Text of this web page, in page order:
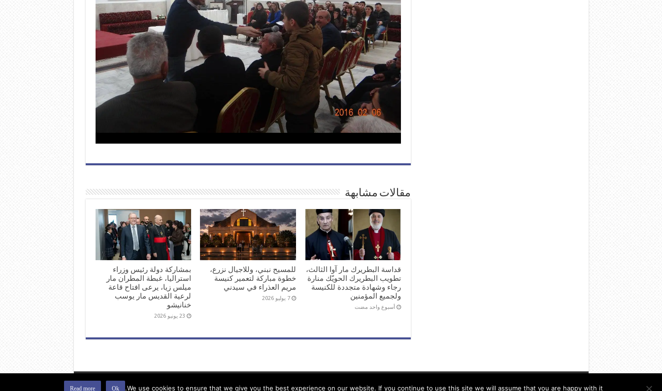
مقالات مشابهة
قداسة البطريرك مار آوا الثالث،
تطويب البطريرك الحويّك منارة
رجاء وشهادة متجددة للكنيسة
ولجميع المؤمنين
‏أسبوع واحد مضت
للمسيح نبني، وللاجيال نزرع،
خطوة مباركة لتعمير كنيسة
مريم العذراء في سيدني
7 يوليو 2026
بمشاركة دولة رئيس وزراء
استراليا، غبطة المطران مار
ميلس زيا، يرعى افتاح قاعة
لرعية القديس مار يوسب
خنانيشو
23 يونيو 2026
اخبار كنيسة المشرق الآشورية كنيسة المشرق الآشورية © 2026
We use cookies to ensure that we give you the best experience on our website. If you continue to use this site we will assume that you are happy with it.
Ok
Read more